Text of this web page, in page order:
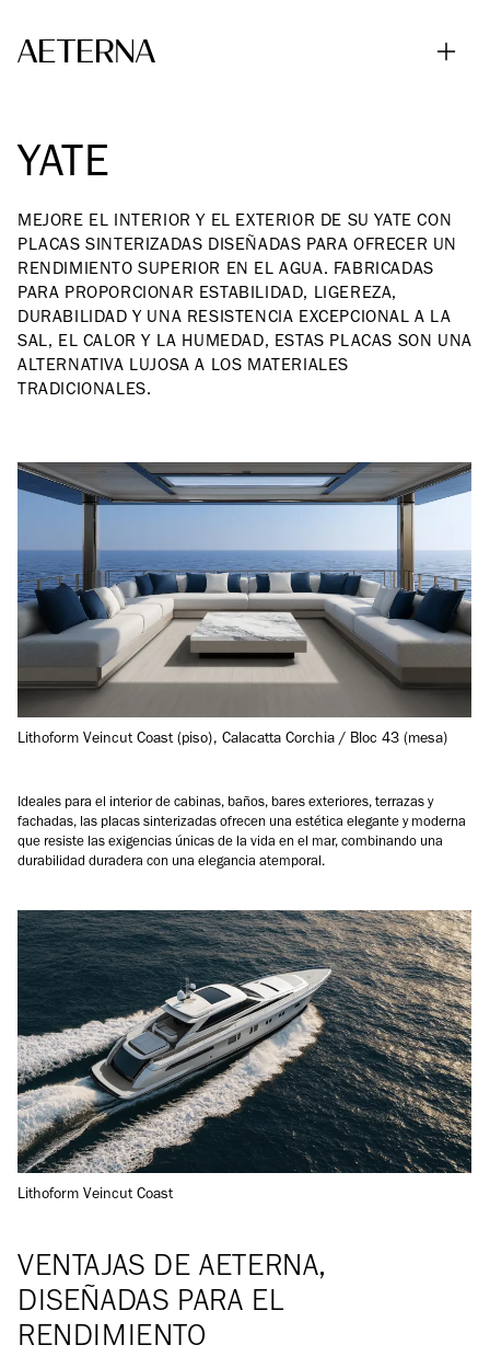
YATE
MEJORE EL INTERIOR Y EL EXTERIOR DE SU YATE CON
PLACAS SINTERIZADAS DISEÑADAS PARA OFRECER UN
RENDIMIENTO SUPERIOR EN EL AGUA. FABRICADAS
PARA PROPORCIONAR ESTABILIDAD, LIGEREZA,
DURABILIDAD Y UNA RESISTENCIA EXCEPCIONAL A LA
SAL, EL CALOR Y LA HUMEDAD, ESTAS PLACAS SON UNA
ALTERNATIVA LUJOSA A LOS MATERIALES
TRADICIONALES.
Lithoform Veincut Coast (piso), Calacatta Corchia / Bloc 43 (mesa)
Ideales para el interior de cabinas, baños, bares exteriores, terrazas y
fachadas, las placas sinterizadas ofrecen una estética elegante y moderna
que resiste las exigencias únicas de la vida en el mar, combinando una
durabilidad duradera con una elegancia atemporal.
Lithoform Veincut Coast
VENTAJAS DE AETERNA,
DISEÑADAS PARA EL
RENDIMIENTO